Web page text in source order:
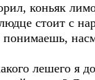
коньяк
стоит с
лешего я